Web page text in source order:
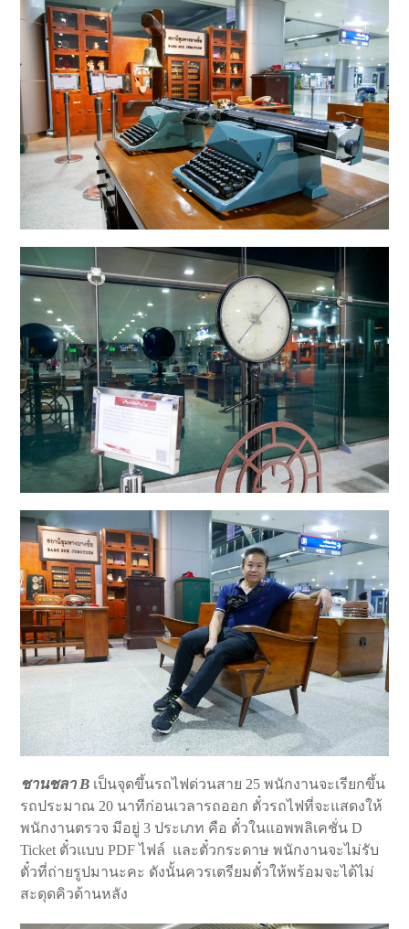
ชานชลา B เป็นจุดขึ้นรถไฟด่วนสาย 25 พนักงานจะเรียกขึ้น
รถประมาณ 20 นาทีก่อนเวลารถออก ตั๋วรถไฟที่จะแสดงให้
พนักงานตรวจ มีอยู่ 3 ประเภท คือ ตั๋วในแอพพลิเคชั่น D
Ticket ตั๋วแบบ PDF ไฟล์ และตั๋วกระดาษ พนักงานจะไม่รับ
ตั๋วที่ถ่ายรูปมานะคะ ดังนั้นควรเตรียมตั๋วให้พร้อมจะได้ไม่
สะดุดคิวด้านหลัง